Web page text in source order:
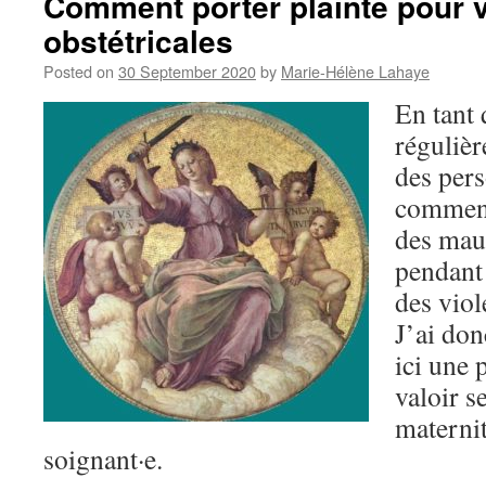
obstétricales
Posted on 30 September 2020by Marie-Hélène Lahaye
En tant
des
des
des
J’ai
ici une
valoir
soignant·e.